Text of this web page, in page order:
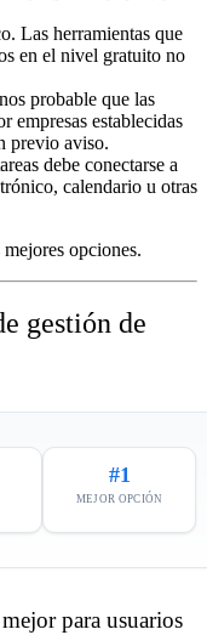
Las herramientas que
en el nivel gratuito no
probable que las
empresas establecidas
previo aviso.
debe conectarse a
calendario u otras
opciones.
gestión de
#1
MEJOR OPCIÓN
para usuarios